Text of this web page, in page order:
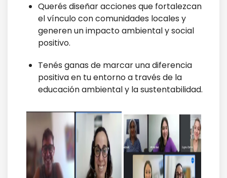
Querés diseñar acciones que fortalezcan
el vínculo con comunidades locales y
generen un impacto ambiental y social
positivo.
Tenés ganas de marcar una diferencia
positiva en tu entorno a través de la
educación ambiental y la sustentabilidad.